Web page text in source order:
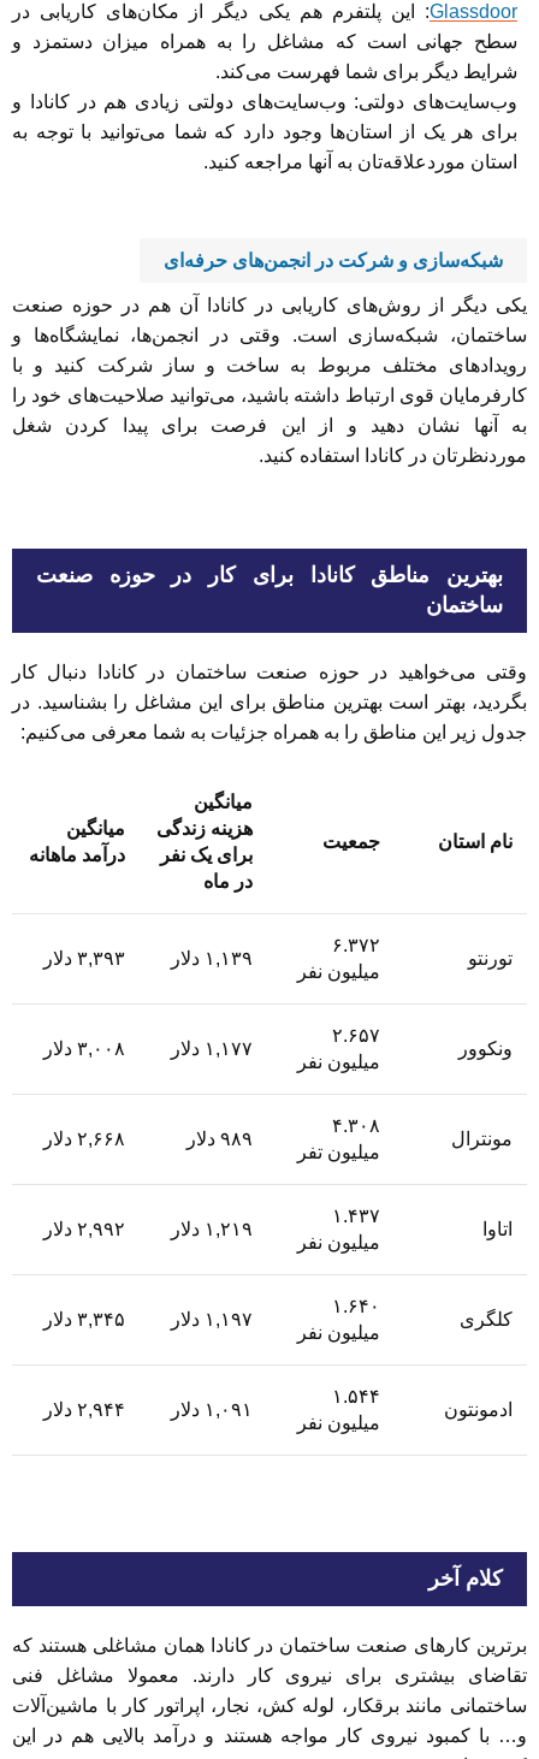
Glassdoor: این پلتفرم هم یکی دیگر از مکان‌های کاریابی در
سطح جهانی است که مشاغل را به همراه میزان دستمزد و
شرایط دیگر برای شما فهرست می‌کند.
وب‌سایت‌های دولتی: وب‌سایت‌های دولتی زیادی هم در کانادا و
برای هر یک از استان‌ها وجود دارد که شما می‌توانید با توجه به
استان موردعلاقه‌تان به آنها مراجعه کنید.
شبکه‌سازی و شرکت در انجمن‌های حرفه‌ای
یکی دیگر از روش‌های کاریابی در کانادا آن هم در حوزه صنعت
ساختمان، شبکه‌سازی است. وقتی در انجمن‌ها، نمایشگاه‌ها و
رویدادهای مختلف مربوط به ساخت و ساز شرکت کنید و با
کارفرمایان قوی ارتباط داشته باشید، می‌توانید صلاحیت‌های خود را
به آنها نشان دهید و از این فرصت برای پیدا کردن شغل
موردنظرتان در کانادا استفاده کنید.
بهترین مناطق کانادا برای کار در حوزه صنعت
ساختمان
وقتی می‌خواهید در حوزه صنعت ساختمان در کانادا دنبال کار
بگردید، بهتر است بهترین مناطق برای این مشاغل را بشناسید. در
جدول زیر این مناطق را به همراه جزئیات به شما معرفی می‌کنیم:
نام استان جمعیت
میانگین
هزینه زندگی
برای یک نفر
در ماه
میانگین
درآمد ماهانه
تورنتو
۶.۳۷۲
میلیون نفر
۱,۱۳۹ دلار ۳,۳۹۳ دلار
ونکوور
۲.۶۵۷
میلیون نفر
۱,۱۷۷ دلار ۳,۰۰۸ دلار
مونترال
۴.۳۰۸
میلیون تفر
۹۸۹ دلار ۲,۶۶۸ دلار
اتاوا
۱.۴۳۷
میلیون نفر
۱,۲۱۹ دلار ۲,۹۹۲ دلار
کلگری
۱.۶۴۰
میلیون نفر
۱,۱۹۷ دلار ۳,۳۴۵ دلار
ادمونتون
۱.۵۴۴
میلیون نفر
۱,۰۹۱ دلار ۲,۹۴۴ دلار
کلام آخر
برترین کارهای صنعت ساختمان در کانادا همان مشاغلی هستند که
تقاضای بیشتری برای نیروی کار دارند. معمولا مشاغل فنی
ساختمانی مانند برقکار، لوله کش، نجار، اپراتور کار با ماشین‌آلات
و… با کمبود نیروی کار مواجه هستند و درآمد بالایی هم در این